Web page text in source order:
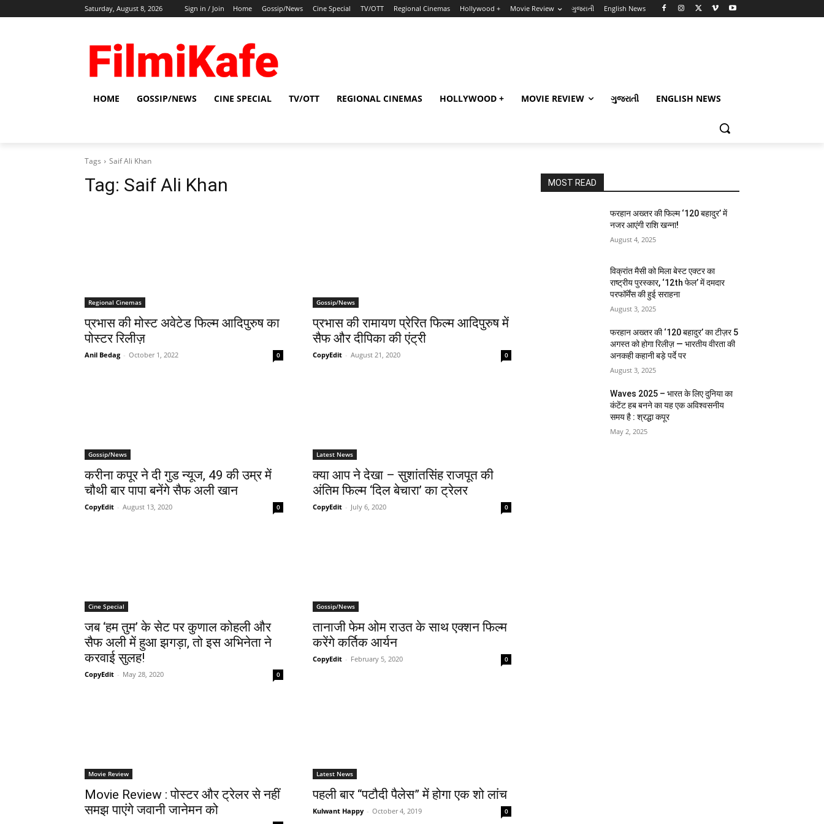
Saturday, August 8, 2026 Sign in / Join Home Gossip/News Cine Special TV/OTT Regional Cinemas Hollywood + Movie Review ગુજરાતી English News
HOME GOSSIP/NEWS CINE SPECIAL TV/OTT REGIONAL CINEMAS HOLLYWOOD + MOVIE REVIEW ગુજરાતી ENGLISH NEWS
Tags Saif Ali Khan
Tag: Saif Ali Khan
Regional Cinemas
प्रभास की मोस्ट अवेटेड फिल्म आदिपुरुष का
पोस्टर रिलीज़
Anil Bedag - October 1, 2022 0
Gossip/News
प्रभास की रामायण प्रेरित फिल्‍म आदिपुरुष में
सैफ और दीपिका की एंट्री
CopyEdit - August 21, 2020 0
Gossip/News
करीना कपूर ने दी गुड न्‍यूज, 49 की उम्र में
चौथी बार पापा बनेंगे सैफ अली खान
CopyEdit - August 13, 2020 0
Latest News
क्‍या आप ने देखा – सुशांतसिंह राजपूत की
अंतिम फिल्‍म ‘दिल बेचारा’ का ट्रेलर
CopyEdit - July 6, 2020 0
Cine Special
जब ‘हम तुम’ के सेट पर कुणाल कोहली और
सैफ अली में हुआ झगड़ा, तो इस अभिनेता ने
करवाई सुलह!
CopyEdit - May 28, 2020 0
Gossip/News
तानाजी फेम ओम राउत के साथ एक्‍शन फिल्‍म
करेंगे कर्तिक आर्यन
CopyEdit - February 5, 2020 0
Movie Review
Movie Review : पोस्‍टर और ट्रेलर से नहीं
समझ पाएंगे जवानी जानेमन को
Latest News
पहली बार “पटौदी पैलेस” में होगा एक शो लांच
Kulwant Happy - October 4, 2019 0
MOST READ
फरहान अख्तर की फिल्म ‘120 बहादुर’ में
नजर आएंगी राशि खन्ना!
August 4, 2025
विक्रांत मैसी को मिला बेस्ट एक्टर का
राष्ट्रीय पुरस्कार, ‘12th फेल’ में दमदार
परफॉर्मेंस की हुई सराहना
August 3, 2025
फरहान अख्तर की ‘120 बहादुर’ का टीज़र 5
अगस्त को होगा रिलीज़ — भारतीय वीरता की
अनकही कहानी बड़े पर्दे पर
August 3, 2025
Waves 2025 – भारत के लिए दुनिया का
कंटेंट हब बनने का यह एक अविश्वसनीय
समय है : श्रद्धा कपूर
May 2, 2025